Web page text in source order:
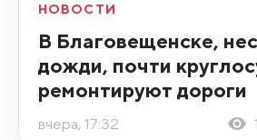
НОВОСТИ
В Благовещенске,
дожди, почти
ремонтируют дороги
вчера, 17:32